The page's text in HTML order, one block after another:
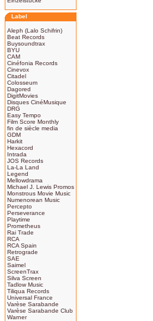
Label
Aleph (Lalo Schifrin)
Beat Records
Buysoundtrax
BYU
CAM
Cinéfonia Records
Cinevox
Citadel
Colosseum
Dagored
DigitMovies
Disques CinéMusique
DRG
Easy Tempo
Film Score Monthly
fin de siècle media
GDM
Harkit
Hexacord
Intrada
JOS Records
La-La Land
Legend
Mellowdrama
Michael J. Lewis Promos
Monstrous Movie Music
Numenorean Music
Percepto
Perseverance
Playtime
Prometheus
Rai Trade
RCA
RCA Spain
Retrograde
SAE
Saimel
ScreenTrax
Silva Screen
Tadlow Music
Tiliqua Records
Universal France
Varèse Sarabande
Varèse Sarabande Club
Warner